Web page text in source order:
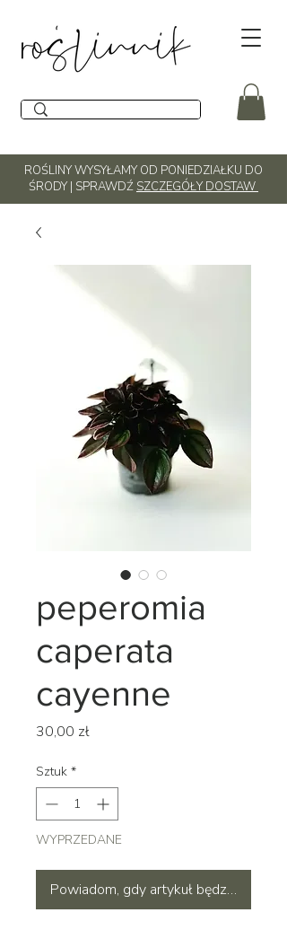
ROŚLINY WYSYŁAMY OD PONIEDZIAŁKU DO
ŚRODY | SPRAWDŹ SZCZEGÓŁY DOSTAW
peperomia
caperata
cayenne
30,00 złCena
Sztuk *
WYPRZEDANE
Powiadom, gdy artykuł będzie